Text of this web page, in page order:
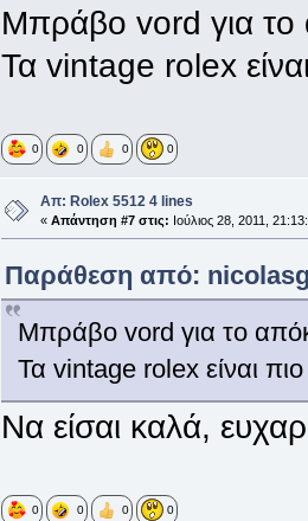
Μπράβο vord για
Τα vintage rolex
0 0 0 0
Απ: Rolex 5512 4 lines
« Απάντηση #7 στις: Ιούλιος 28, 2011,
Παράθεση από: nicolasg
Μπράβο vord για το
Τα vintage rolex είναι
Να είσαι καλά,
0 0 0 0